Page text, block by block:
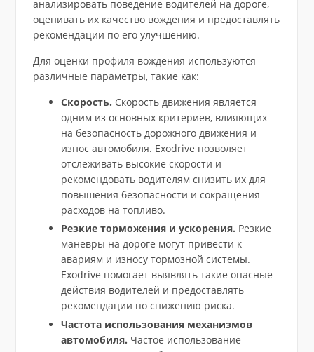
анализировать поведение водителей на дороге,
оценивать их качество вождения и предоставлять
рекомендации по его улучшению.
Для оценки профиля вождения используются
различные параметры, такие как:
Скорость. Скорость движения является
одним из основных критериев, влияющих
на безопасность дорожного движения и
износ автомобиля. Exodrive позволяет
отслеживать высокие скорости и
рекомендовать водителям снизить их для
повышения безопасности и сокращения
расходов на топливо.
Резкие торможения и ускорения. Резкие
маневры на дороге могут привести к
авариям и износу тормозной системы.
Exodrive помогает выявлять такие опасные
действия водителей и предоставлять
рекомендации по снижению риска.
Частота использования механизмов
автомобиля. Частое использование